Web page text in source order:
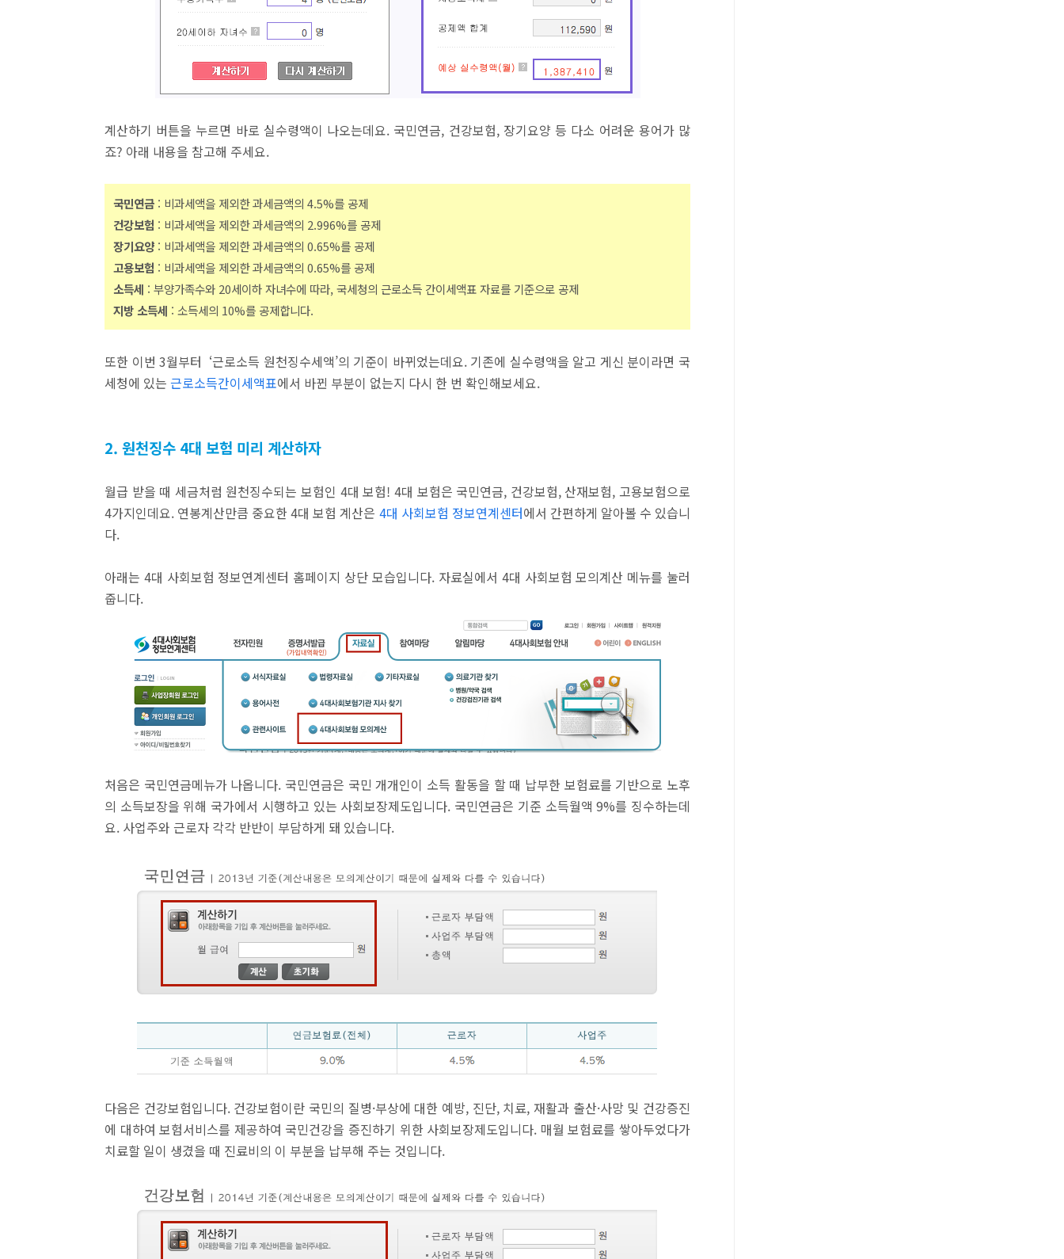
계산하기 버튼을 누르면 바로 실수령액이 나오는데요. 국민연금, 건강보험, 장기요양 등 다소 어려운 용어가 많
죠? 아래 내용을 참고해 주세요.
국민연금 : 비과세액을 제외한 과세금액의 4.5%를 공제
건강보험 : 비과세액을 제외한 과세금액의 2.996%를 공제
장기요양 : 비과세액을 제외한 과세금액의 0.65%를 공제
고용보험 : 비과세액을 제외한 과세금액의 0.65%를 공제
소득세 : 부양가족수와 20세이하 자녀수에 따라, 국세청의 근로소득 간이세액표 자료를 기준으로 공제
지방 소득세 : 소득세의 10%를 공제합니다.
또한 이번 3월부터 ‘근로소득 원천징수세액’의 기준이 바뀌었는데요. 기존에 실수령액을 알고 게신 분이라면 국
세청에 있는 근로소득간이세액표에서 바뀐 부분이 없는지 다시 한 번 확인해보세요.
2. 원천징수 4대 보험 미리 계산하자
월급 받을 때 세금처럼 원천징수되는 보험인 4대 보험! 4대 보험은 국민연금, 건강보험, 산재보험, 고용보험으로
4가지인데요. 연봉계산만큼 중요한 4대 보험 계산은 4대 사회보험 정보연계센터에서 간편하게 알아볼 수 있습니
다.
아래는 4대 사회보험 정보연계센터 홈페이지 상단 모습입니다. 자료실에서 4대 사회보험 모의계산 메뉴를 눌러
줍니다.
처음은 국민연금메뉴가 나옵니다. 국민연금은 국민 개개인이 소득 활동을 할 때 납부한 보험료를 기반으로 노후
의 소득보장을 위해 국가에서 시행하고 있는 사회보장제도입니다. 국민연금은 기준 소득월액 9%를 징수하는데
요. 사업주와 근로자 각각 반반이 부담하게 돼 있습니다.
다음은 건강보험입니다. 건강보험이란 국민의 질병·부상에 대한 예방, 진단, 치료, 재활과 출산·사망 및 건강증진
에 대하여 보험서비스를 제공하여 국민건강을 증진하기 위한 사회보장제도입니다. 매월 보험료를 쌓아두었다가
치료할 일이 생겼을 때 진료비의 이 부분을 납부해 주는 것입니다.